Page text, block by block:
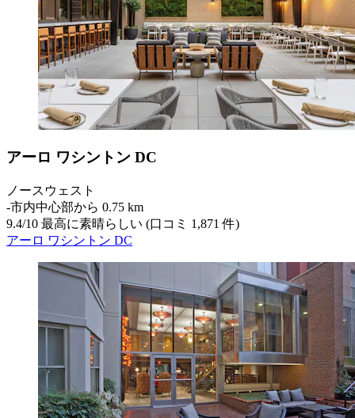
アーロ ワシントン DC
ノースウェスト
‐市内中心部から 0.75 km
9.4/10 最高に素晴らしい (口コミ 1,871 件)
アーロ ワシントン DC